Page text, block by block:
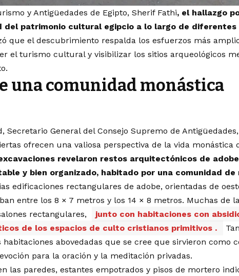
y Antigüedades de Egipto, Sherif Fathi, el hallazgo
del patrimonio cultural egipcio a lo largo de diferentes
que el descubrimiento respalda los esfuerzos más
el turismo cultural y visibilizar los sitios arqueológicos
una comunidad monástica
Secretario General del Consejo Supremo de
ofrecen una valiosa perspectiva de la vida monástica
revelaron restos arquitectónicos de
y bien organizado, habitado por una comunidad de
edificaciones rectangulares de adobe, orientadas de
entre los 8 × 7 metros y los 14 × 8 metros. Muchas de
rectangulares,
junto con habitaciones con
de los espacios de culto cristianos primitivos .
abovedadas que se cree que sirvieron como
para la oración y la meditación privadas.
las paredes, estantes empotrados y pisos de mortero